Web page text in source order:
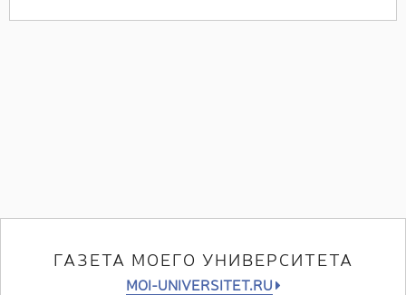
ГАЗЕТА МОЕГО УНИВЕРСИТЕТА
MOI-UNIVERSITET.RU